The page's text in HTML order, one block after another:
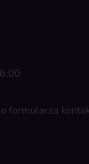
formularza